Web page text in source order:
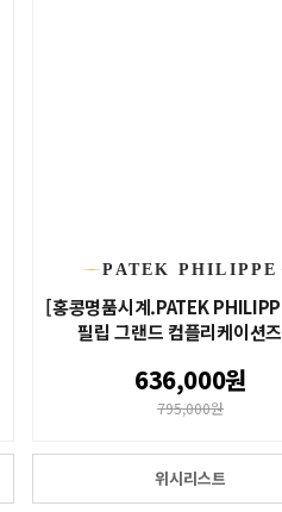
PATEK PHILIPPE
[홍콩명품시계.PATEK
필립 그랜드 컴플리케이션
636,000원
795,000원
위시리스트